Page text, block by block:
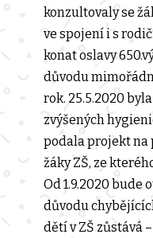
konzultovaly se
ve spojení i s
konat oslavy
důvodu
rok. 25.5.2020
zvýšených
podala projekt na
žáky ZŠ, ze
Od 1.9.2020 bude
důvodu
dětí v ZŠ zůstává –